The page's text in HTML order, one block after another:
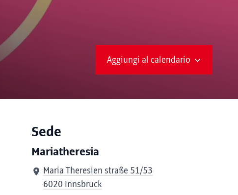
Aggiungi al calendario
Sede
Mariatheresia
Maria Theresien straße 51/53
6020 Innsbruck